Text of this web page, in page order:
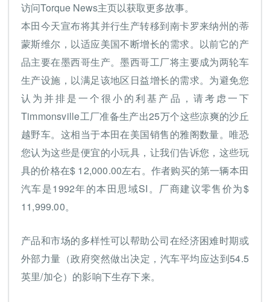
访问Torque News主页以获取更多故事。
本田今天宣布将其并行生产转移到南卡罗来纳州的蒂
蒙斯维尔，以适应美国不断增长的需求。以前它的产
品主要在墨西哥生产。墨西哥工厂将主要成为两轮车
生产设施，以满足该地区日益增长的需求。为避免您
认为并排是一个很小的利基产品，请考虑一下
Timmonsville工厂准备生产出25万个这些凉爽的沙丘
越野车。这相当于本田在美国销售的雅阁数量。唯恐
您认为这些是便宜的小玩具，让我们告诉您，这些玩
具的价格在$ 12,000.00左右。作者购买的第一辆本田
汽车是1992年的本田思域SI。厂商建议零售价为$
11,999.00。
产品和市场的多样性可以帮助公司在经济困难时期或
外部力量（政府突然做出决定，汽车平均应达到54.5
英里/加仑）的影响下生存下来。